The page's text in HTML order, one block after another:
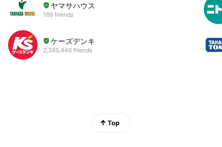
ヤマサハウス
169 friends
ケーズデンキ
2,385,446 friends
Top